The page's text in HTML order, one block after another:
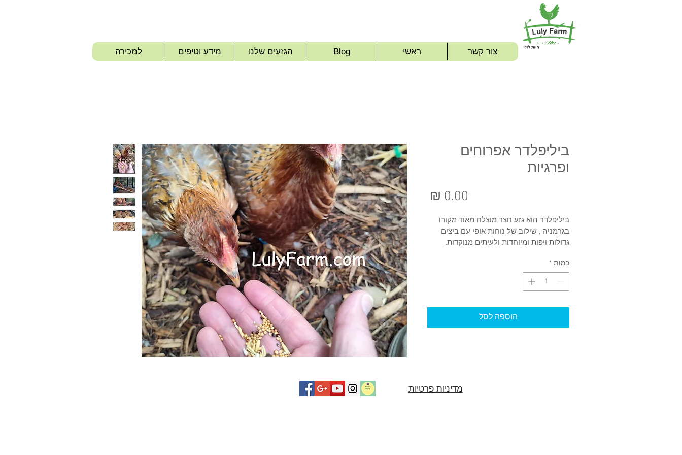
למכירה מידע וטיפים הגזעים שלנו Blog ראשי צור קשר
ביליפלדר אפרוחים
ופרגיות
מחיר
ביליפלדר הוא גזע חצר מוצלח מאוד מקורו
בגרמניה , שילוב של נוחות אופי עם ביצים
גדולות ויפות ומיוחדות ולעיתים מנוקדות.
כמות *
הוספה לסל
מדיניות פרטיות